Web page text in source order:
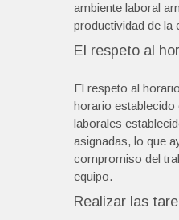
ambiente laboral
productividad de la
El respeto al
El respeto al
horario establecido
laborales
asignadas, lo que
compromiso del
equipo.
Realizar las